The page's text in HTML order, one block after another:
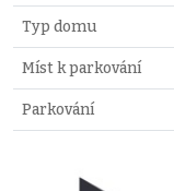
Typ domu
Míst k parkování
Parkování